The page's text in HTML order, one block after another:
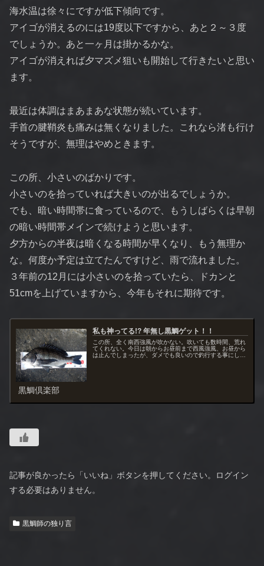
海水温は徐々にですが低下傾向です。
アイゴが消えるのには19度以下ですから、あと２～３度
でしょうか。あと一ヶ月は掛かるかな。
アイゴが消えれば夕マズメ狙いも開始して行きたいと思い
ます。
最近は体調はまあまあな状態が続いています。
手首の腱鞘炎も痛みは無くなりました。これなら渚も行け
そうですが、無理はやめときます。
この所、小さいのばかりです。
小さいのを拾っていれば大きいのが出るでしょうか。
でも、暗い時間帯に食っているので、もうしばらくは早朝
の暗い時間帯メインで続けようと思います。
夕方からの半夜は暗くなる時間が早くなり、もう無理か
な。何度か予定は立てたんですけど、雨で流れました。
３年前の12月には小さいのを拾っていたら、ドカンと
51cmを上げていますから、今年もそれに期待です。
私も神ってる!? 年無し黒鯛ゲット！！
この所、全く南西強風が吹かない。吹いても数時間、荒れ
てくれない。今日は朝からお昼前まで西風強風、お昼から
は止んでしまったが、ダメでも良いので釣行する事にし
黒鯛倶楽部
記事が良かったら「いいね」ボタンを押してください。ログイン
する必要はありません。
黒鯛師の独り言